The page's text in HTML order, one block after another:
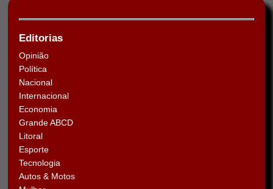
Editorias
Opinião
Política
Nacional
Internacional
Economia
Grande ABCD
Litoral
Esporte
Tecnologia
Autos & Motos